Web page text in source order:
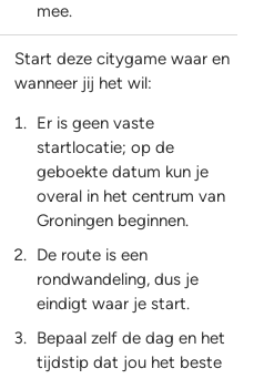
mee.
Start deze citygame waar en
wanneer jij het wil:
Er is geen vaste
startlocatie; op de
geboekte datum kun je
overal in het centrum van
Groningen beginnen.
De route is een
rondwandeling, dus je
eindigt waar je start.
Bepaal zelf de dag en het
tijdstip dat jou het beste